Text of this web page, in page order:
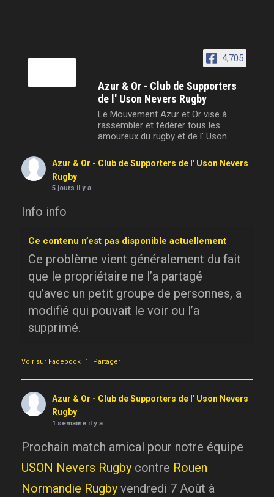
4,705
Azur & Or - Club de Supporters
de l' Uson Nevers Rugby
Le Mouvement Azur et Or vise à
rassembler et fédérer tous les
amoureux du rugby et de l' Uson.
Azur & Or - Club de Supporters de l' Uson Nevers
Rugby
5 jours il y a
Info info
Ce contenu n’est pas disponible actuellement
Ce problème vient généralement du fait
que le propriétaire ne l’a partagé
qu’avec un petit groupe de personnes, a
modifié qui pouvait le voir ou l’a
supprimé.
Voir sur Facebook · Partager
Azur & Or - Club de Supporters de l' Uson Nevers
Rugby
1 semaine il y a
Prochain match amical pour notre équipe
USON Nevers Rugby contre Rouen
Normandie Rugby vendredi 7 Août à